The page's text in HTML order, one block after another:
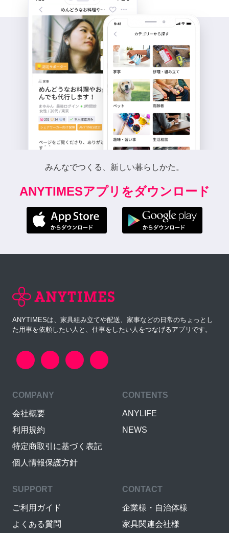
みんなでつくる、新しい暮らしかた。
ANYTIMESアプリをダウンロード
ANYTIMESは、家具組み立てや配送、家事などの日常のちょっとし
た用事を依頼したい人と、仕事をしたい人をつなげるアプリです。
COMPANY
会社概要
利用規約
特定商取引に基づく表記
個人情報保護方針
CONTENTS
ANYLIFE
NEWS
SUPPORT
ご利用ガイド
よくある質問
CONTACT
企業様・自治体様
家具関連会社様